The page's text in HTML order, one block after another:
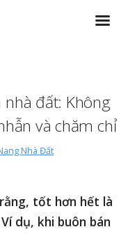
đất: Không
và chăm chỉ
Nhà Đất
tốt hơn hết là
dụ, khi buôn bán